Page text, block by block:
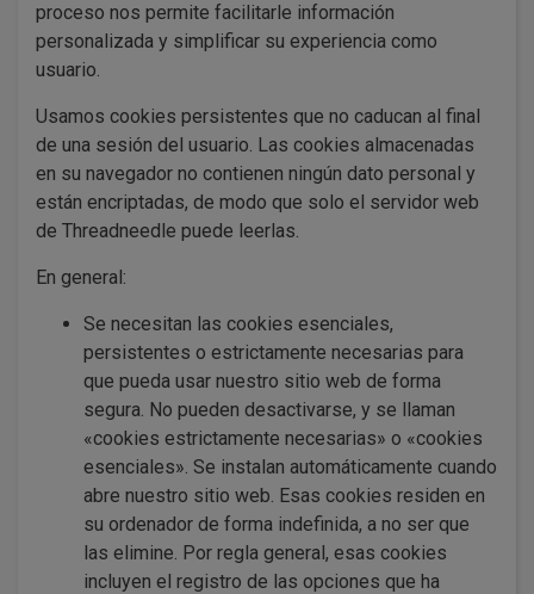
proceso nos permite facilitarle información
personalizada y simplificar su experiencia como
usuario.
Usamos cookies persistentes que no caducan al final
de una sesión del usuario. Las cookies almacenadas
en su navegador no contienen ningún dato personal y
están encriptadas, de modo que solo el servidor web
de Threadneedle puede leerlas.
En general:
Se necesitan las cookies esenciales,
persistentes o estrictamente necesarias para
que pueda usar nuestro sitio web de forma
segura. No pueden desactivarse, y se llaman
«cookies estrictamente necesarias» o «cookies
esenciales». Se instalan automáticamente cuando
abre nuestro sitio web. Esas cookies residen en
su ordenador de forma indefinida, a no ser que
las elimine. Por regla general, esas cookies
incluyen el registro de las opciones que ha